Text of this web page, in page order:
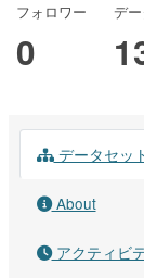
フォロワー
0
デ
データセッ
About
アクティビ